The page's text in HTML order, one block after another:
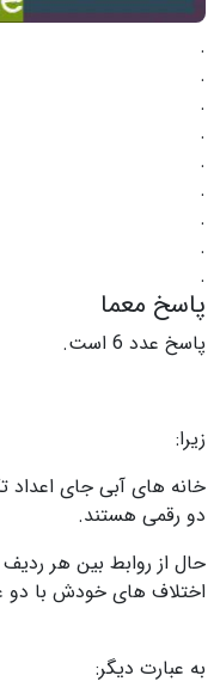
.
.
.
.
.
.
.
.
.
پاسخ معما
پاسخ عدد 6 است.
زیرا:
خانه های آبی جای
دو رقمی هستند.
حال از روابط بین هر
اختلاف های خودش با
به عبارت دیگر: